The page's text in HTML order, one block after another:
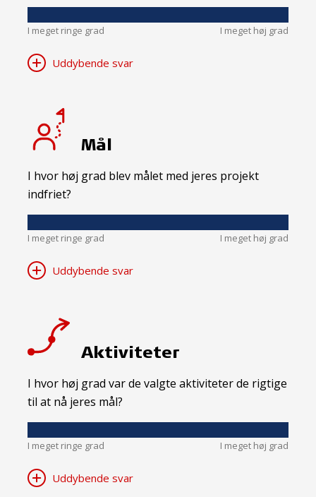
I meget ringe grad I meget høj grad
Uddybende svar
Mål
I hvor høj grad blev målet med jeres projekt
indfriet?
I meget ringe grad I meget høj grad
Uddybende svar
Aktiviteter
I hvor høj grad var de valgte aktiviteter de rigtige
til at nå jeres mål?
I meget ringe grad I meget høj grad
Uddybende svar